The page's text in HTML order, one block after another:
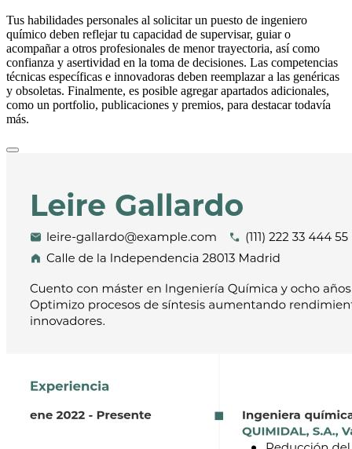
Tus habilidades personales al solicitar un puesto de ingeniero
químico deben reflejar tu capacidad de supervisar, guiar o
acompañar a otros profesionales de menor trayectoria, así como
confianza y asertividad en la toma de decisiones. Las competencias
técnicas específicas e innovadoras deben reemplazar a las genéricas
y obsoletas. Finalmente, es posible agregar apartados adicionales,
como un portfolio, publicaciones y premios, para destacar todavía
más.